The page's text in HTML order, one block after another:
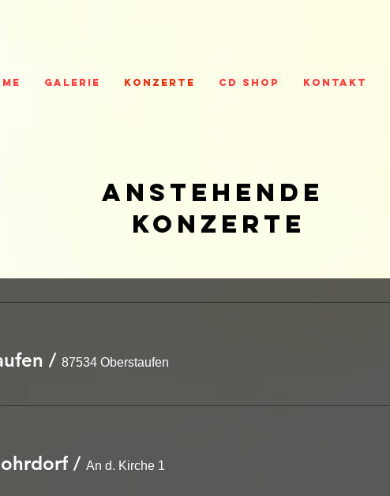
GALERIE KONZERTE CD SHOP Kontakt
ANstehende
konzerte
/ 87534 Oberstaufen
/ An d. Kirche 1